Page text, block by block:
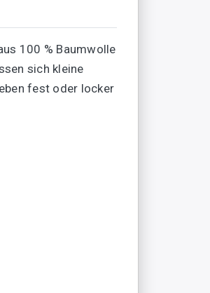
100 % Baumwolle
sich kleine
fest oder locker